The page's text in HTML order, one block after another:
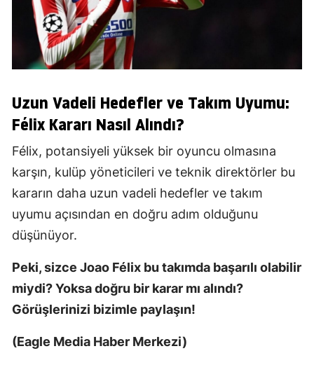
Uzun Vadeli Hedefler ve Takım Uyumu:
Félix Kararı Nasıl Alındı?
Félix, potansiyeli yüksek bir oyuncu olmasına
karşın, kulüp yöneticileri ve teknik direktörler bu
kararın daha uzun vadeli hedefler ve takım
uyumu açısından en doğru adım olduğunu
düşünüyor.
Peki, sizce Joao Félix bu takımda başarılı olabilir
miydi? Yoksa doğru bir karar mı alındı?
Görüşlerinizi bizimle paylaşın!
(Eagle Media Haber Merkezi)